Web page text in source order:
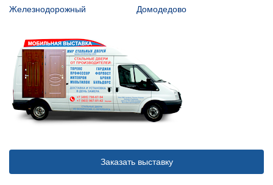
Железнодорожный
Домодедово
Заказать выставку